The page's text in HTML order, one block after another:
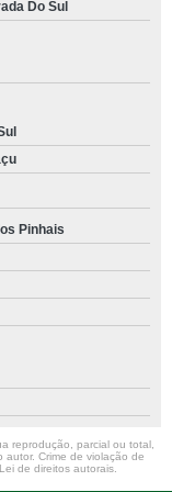
Do Sul
Pinhais
reprodução, parcial ou total,
autor. Crime de violação de
de direitos autorais